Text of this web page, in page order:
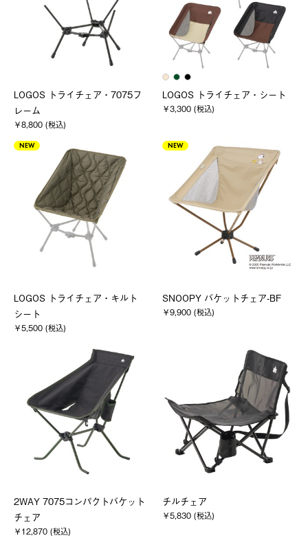
LOGOS トライチェア・7075フ
レーム
￥8,800 (税込)
LOGOS トライチェア・シート
￥3,300 (税込)
NEW
LOGOS トライチェア・キルト
シート
￥5,500 (税込)
NEW
SNOOPY バケットチェア-BF
￥9,900 (税込)
2WAY 7075コンパクトバケット
チェア
￥12,870 (税込)
チルチェア
￥5,830 (税込)